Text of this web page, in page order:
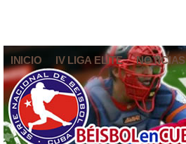
INICIO IV LIGA ELITE NOTICIAS